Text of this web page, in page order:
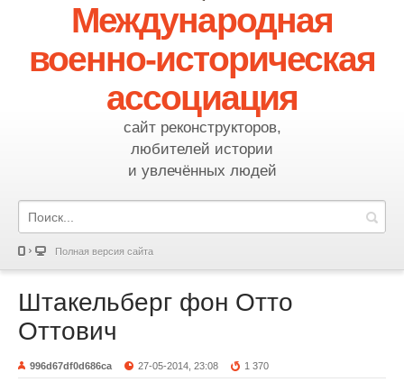
Международная
военно-историческая
ассоциация
сайт реконструкторов,
любителей истории
и увлечённых людей
Полная версия сайта
Штакельберг фон Отто
Оттович
996d67df0d686ca 27-05-2014, 23:08 1 370